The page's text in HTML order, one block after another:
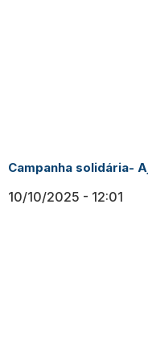
Campanha solidária-
10/10/2025 12:01